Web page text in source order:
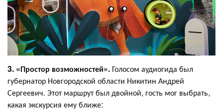
3. «Простор возможностей». Голосом аудиогида был
губернатор Новгородской области Никитин Андрей
Сергеевич. Этот маршрут был двойной, гость мог выбрать,
какая экскурсия ему ближе: